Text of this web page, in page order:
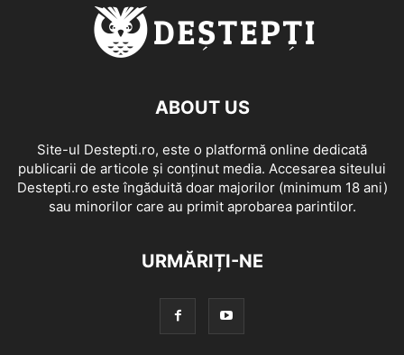
ABOUT US
Site-ul Destepti.ro, este o platformă online dedicată
publicarii de articole și conținut media. Accesarea siteului
Destepti.ro este îngăduită doar majorilor (minimum 18 ani)
sau minorilor care au primit aprobarea parintilor.
URMĂRIȚI-NE